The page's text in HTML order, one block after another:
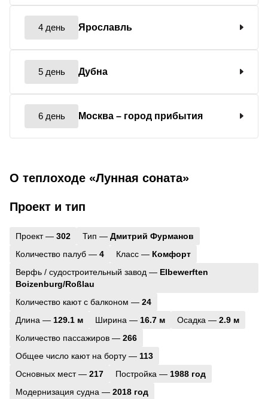
4 день Ярославль
5 день Дубна
6 день Москва – город прибытия
О теплоходе «Лунная соната»
Проект и тип
Проект — 302 Тип — Дмитрий Фурманов
Количество палуб — 4 Класс — Комфорт
Верфь / судостроительный завод — Elbewerften
Boizenburg/Roßlau
Количество кают с балконом — 24
Длина — 129.1 м Ширина — 16.7 м Осадка — 2.9 м
Количество пассажиров — 266
Общее число кают на борту — 113
Основных мест — 217 Постройка — 1988 год
Модернизация судна — 2018 год